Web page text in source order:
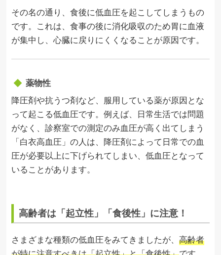
その名の通り、食後に低血圧を起こしてしまうもの
です。これは、食事の後に消化吸収のため胃に血液
が集中し、心臓に戻りにくくなることが原因です。
薬物性
降圧剤や抗うつ剤など、服用している薬が原因とな
って起こる低血圧です。例えば、日常生活では問題
がなく、診察室での測定のみ血圧が高く出てしまう
「白衣高血圧」の人は、降圧剤によって日常での血
圧が必要以上に下げられてしまい、低血圧となって
いることがあります。
高齢者は「起立性」「食後性」に注意！
さまざまな種類の低血圧をみてきましたが、高齢者